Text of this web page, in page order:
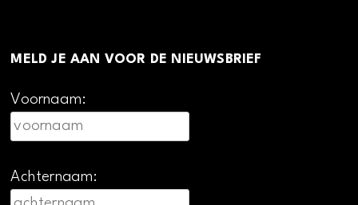
MELD JE AAN VOOR DE NIEUWSBRIEF
Voornaam:
Achternaam: